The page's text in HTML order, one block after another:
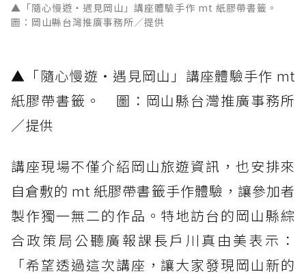
▲「隨心慢遊・遇見岡山」講座體驗手作 mt 紙膠帶書籤。
圖：岡山縣台灣推廣事務所／提供
▲「隨心慢遊・遇見岡山」講座體驗手作 mt
紙膠帶書籤。 圖：岡山縣台灣推廣事務所
／提供
講座現場不僅介紹岡山旅遊資訊，也安排來
自倉敷的 mt 紙膠帶書籤手作體驗，讓參加者
製作獨一無二的作品。特地訪台的岡山縣綜
合政策局公聽廣報課長戶川真由美表示：
「希望透過這次講座，讓大家發現岡山新的